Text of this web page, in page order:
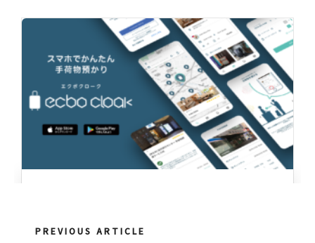
簡単4STEPで活用しよう！
PREVIOUS ARTICLE